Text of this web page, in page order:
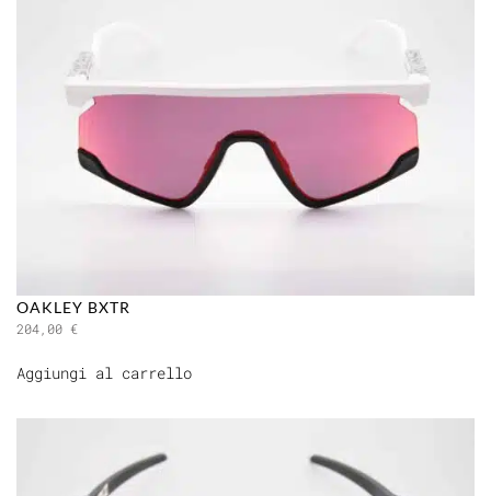
OAKLEY BXTR
204,00 €
Aggiungi al carrello